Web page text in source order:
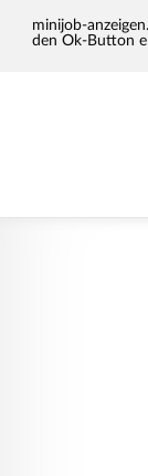
minijob-
den Ok-Button